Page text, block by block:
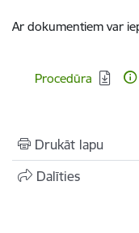
Ar dokumentiem var
Lejupielādēt:
Procedūra
Drukāt lapu
Dalīties